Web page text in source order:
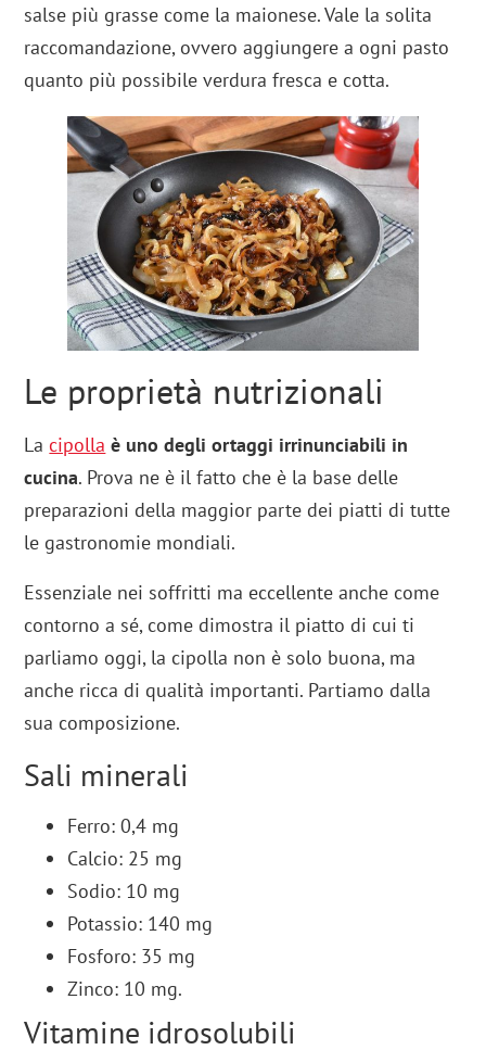
salse più grasse come la maionese. Vale la solita
raccomandazione, ovvero aggiungere a ogni pasto
quanto più possibile verdura fresca e cotta.
Le proprietà nutrizionali
Lacipolla è uno degli ortaggi irrinunciabili in
cucina. Prova ne è il fatto che è la base delle
preparazioni della maggior parte dei piatti di tutte
le gastronomie mondiali.
Essenziale nei soffritti ma eccellente anche come
contorno a sé, come dimostra il piatto di cui ti
parliamo oggi, la cipolla non è solo buona, ma
anche ricca di qualità importanti. Partiamo dalla
sua composizione.
Sali minerali
Ferro: 0,4 mg
Calcio: 25 mg
Sodio: 10 mg
Potassio: 140 mg
Fosforo: 35 mg
Zinco: 10 mg.
Vitamine idrosolubili